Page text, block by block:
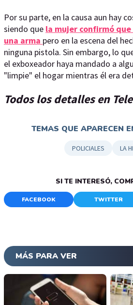
Por su parte, en la causa aun hay
siendo que la mujer confirmó
una arma pero en la escena del
ninguna pistola. Sin embargo, lo
el exboxeador haya mandado a
"limpie" el hogar mientras él era
Todos los detalles en
TEMAS QUE APARECEN
POLICIALES LA
SI TE INTERESÓ,
FACEBOOK TWITTER
MÁS PARA VER